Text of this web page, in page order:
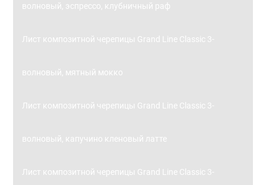
волновый, эспрессо, клубничный раф
Лист композитной черепицы Grand Line Classic 3-
волновый, мятный мокко
Лист композитной черепицы Grand Line Classic 3-
волновый, капучино кленовый латте
Лист композитной черепицы Grand Line Classic 3-